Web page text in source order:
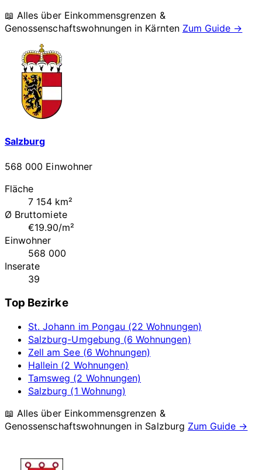
📖 Alles über Einkommensgrenzen &
Genossenschaftswohnungen in Kärnten Zum Guide →
Salzburg
568 000 Einwohner
Fläche
7 154 km²
Ø Bruttomiete
€19.90/m²
Einwohner
568 000
Inserate
39
Top Bezirke
St. Johann im Pongau (22 Wohnungen)
Salzburg-Umgebung (6 Wohnungen)
Zell am See (6 Wohnungen)
Hallein (2 Wohnungen)
Tamsweg (2 Wohnungen)
Salzburg (1 Wohnung)
📖 Alles über Einkommensgrenzen &
Genossenschaftswohnungen in Salzburg Zum Guide →